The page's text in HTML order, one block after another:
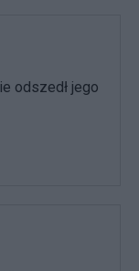
odszedł jego